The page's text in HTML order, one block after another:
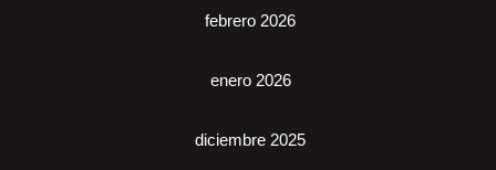
febrero 2026
enero 2026
diciembre 2025